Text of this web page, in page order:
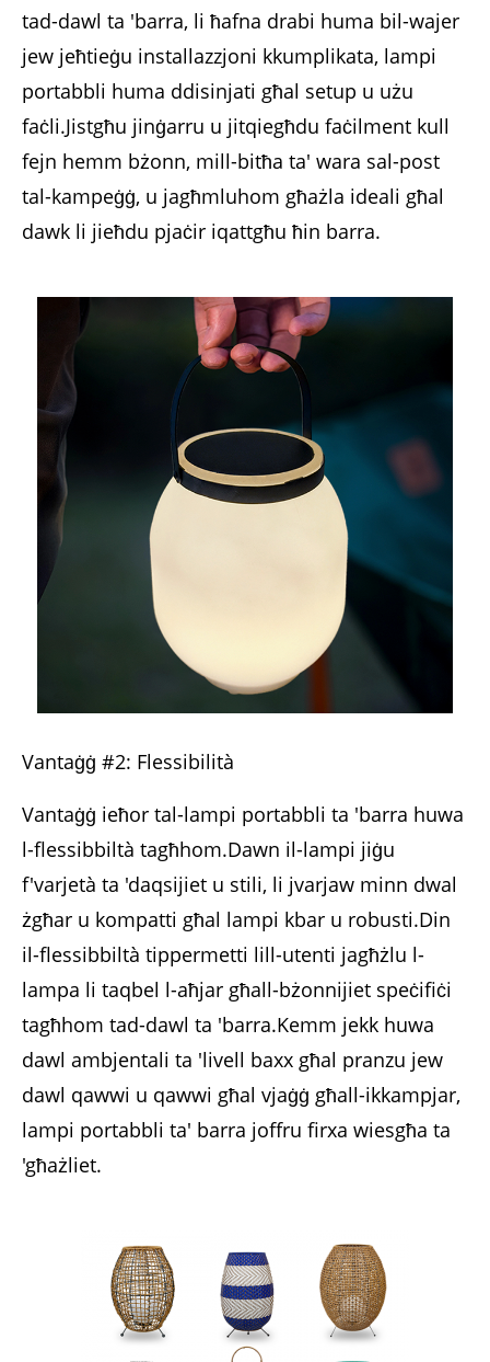
tad-dawl ta 'barra, li ħafna drabi huma bil-wajer
jew jeħtieġu installazzjoni kkumplikata, lampi
portabbli huma ddisinjati għal setup u użu
faċli.Jistgħu jinġarru u jitqiegħdu faċilment kull
fejn hemm bżonn, mill-bitħa ta' wara sal-post
tal-kampeġġ, u jagħmluhom għażla ideali għal
dawk li jieħdu pjaċir iqattgħu ħin barra.
Vantaġġ #2: Flessibilità
Vantaġġ ieħor tal-lampi portabbli ta 'barra huwa
l-flessibbiltà tagħhom.Dawn il-lampi jiġu
f'varjetà ta 'daqsijiet u stili, li jvarjaw minn dwal
żgħar u kompatti għal lampi kbar u robusti.Din
il-flessibbiltà tippermetti lill-utenti jagħżlu l-
lampa li taqbel l-aħjar għall-bżonnijiet speċifiċi
tagħhom tad-dawl ta 'barra.Kemm jekk huwa
dawl ambjentali ta 'livell baxx għal pranzu jew
dawl qawwi u qawwi għal vjaġġ għall-ikkampjar,
lampi portabbli ta' barra joffru firxa wiesgħa ta
'għażliet.